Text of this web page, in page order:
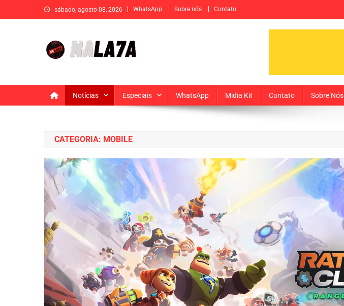
to
sábado, agosto 08, 2026 WhatsApp Sobre nós Contato
Notícias Especiais WhatsApp Midia Kit Contato Sobre Nós
CATEGORIA: MOBILE